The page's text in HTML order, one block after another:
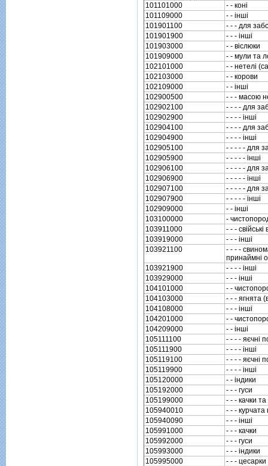
101101000
- - конi
101109000
- - iншi
101901100
- - - для
101901900
- - - iншi
101903000
- - вiслюки
101909000
- - мули та
102101000
- - нетелi
102103000
- - корови
102109000
- - iншi
102900500
- - - масою
102902100
- - - - для
102902900
- - - - iншi
102904100
- - - - для
102904900
- - - - iншi
102905100
- - - - - для
102905900
- - - - - iншi
102906100
- - - - - для
102906900
- - - - - iншi
102907100
- - - - - для
102907900
- - - - - iншi
102909000
- - iншi
103100000
-
103911000
- - - свiйськi
103919000
- - - iншi
103921100
- - - -
принаймнi
103921900
- - - - iншi
103929000
- - - iншi
104101000
- -
104103000
- - - ягнята
104108000
- - - iншi
104201000
- -
104209000
- - iншi
105111100
- - - - яєчнi
105111900
- - - - iншi
105119100
- - - - яєчнi
105119900
- - - - iншi
105120000
- - iндики
105192000
- - - гуси
105199000
- - - качки
105940010
- - -
105940090
- - - iншi
105991000
- - - качки
105992000
- - - гуси
105993000
- - - iндики
105995000
- - - цесарки